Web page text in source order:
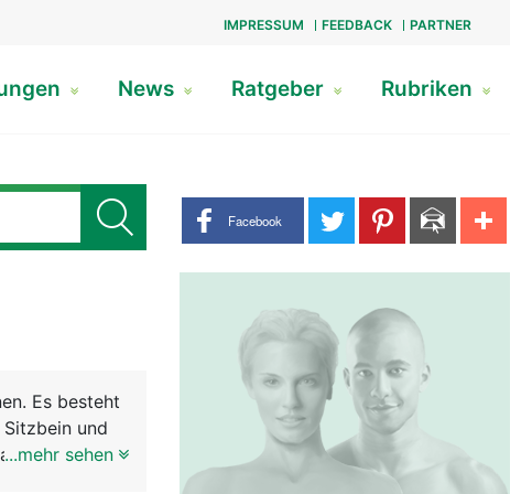
IMPRESSUM FEEDBACK PARTNER
News Ratgeber Rubriken
Share buttons
Facebook
Es besteht
und
Beckenring
...mehr sehen